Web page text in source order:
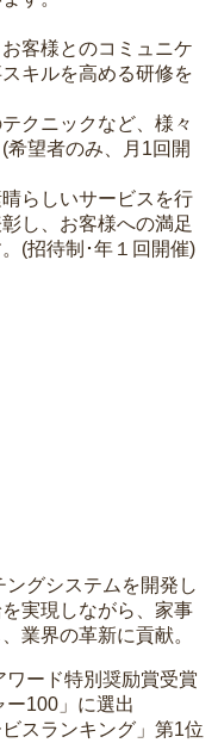
客様とのコミュニケ
キルを高める研修を
クニックなど、様々
希望者のみ、月1回開
らしいサービスを行
し、お客様への満足
(招待制･年１回開催)
グシステムを開発し
実現しながら、家事
業界の革新に貢献。
ード特別奨励賞受賞
100」に選出
スランキング」第1位